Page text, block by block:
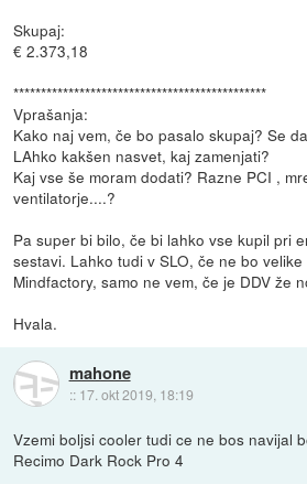
Skupaj:
€ 2.373,18
**********************************************
Vprašanja:
Kako naj vem, če bo pasalo skupaj? Se
LAhko kakšen nasvet, kaj zamenjati?
Kaj vse še moram dodati? Razne PCI ,
ventilatorje....?
Pa super bi bilo, če bi lahko vse kupil pri
sestavi. Lahko tudi v SLO, če ne bo
Mindfactory, samo ne vem, če je DDV že
Hvala.
mahone
:: 17. okt 2019, 18:19
Vzemi boljsi cooler tudi ce ne bos navijal
Recimo Dark Rock Pro 4